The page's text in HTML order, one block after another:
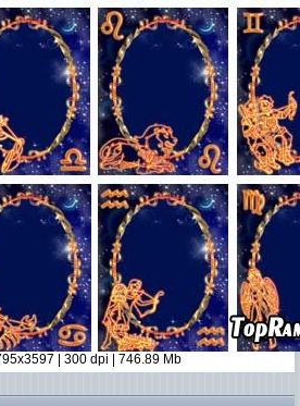
| 300 dpi | 746.89 Mb